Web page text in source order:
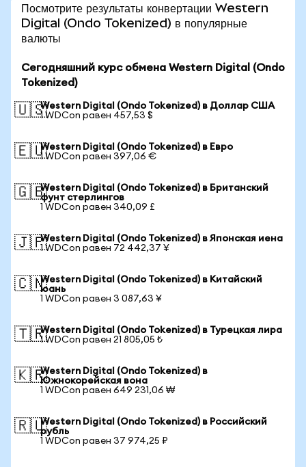
Посмотрите результаты конвертации Western
Digital (Ondo Tokenized) в популярные
валюты
Сегодняшний курс обмена Western Digital (Ondo
Tokenized)
🇺🇸Western Digital (Ondo Tokenized) в Доллар США
1 WDCon равен 457,53 $
🇪🇺Western Digital (Ondo Tokenized) в Евро
1 WDCon равен 397,06 €
🇬🇧Western Digital (Ondo Tokenized) в Британский
фунт стерлингов
1 WDCon равен 340,09 £
🇯🇵Western Digital (Ondo Tokenized) в Японская иена
1 WDCon равен 72 442,37 ¥
🇨🇳Western Digital (Ondo Tokenized) в Китайский
юань
1 WDCon равен 3 087,63 ¥
🇹🇷Western Digital (Ondo Tokenized) в Турецкая лира
1 WDCon равен 21 805,05 ₺
🇰🇷Western Digital (Ondo Tokenized) в
Южнокорейская вона
1 WDCon равен 649 231,06 ₩
🇷🇺Western Digital (Ondo Tokenized) в Российский
рубль
1 WDCon равен 37 974,25 ₽